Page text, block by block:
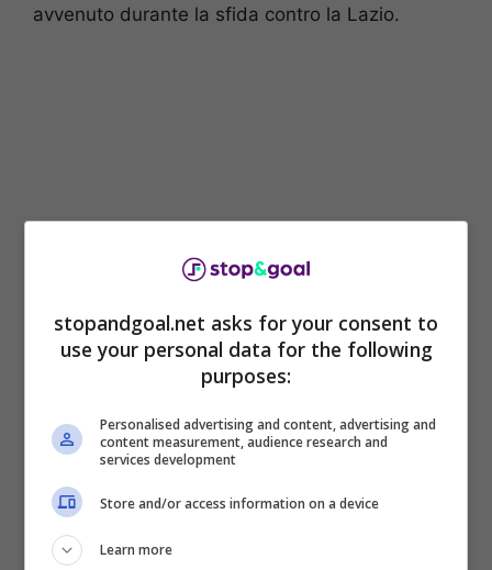
avvenuto durante la sfida contro la Lazio.
Al minuto 18 c’è stato unoscontro di gioco
pesantissimo tra Gigot e Nico Paz
momento dell’impatto è stato pesantissimo,la
caviglia si è girata pericolosamente
dolore è stato ripreso anche dalle telecamere.
Lo staff medico del Como è immediatamente
stopandgoal.net asks for your consent to
use your personal data for the following
purposes:
Personalised advertising and content, advertising and
content measurement, audience research and
services development
Store and/or access information on a device
Learn more